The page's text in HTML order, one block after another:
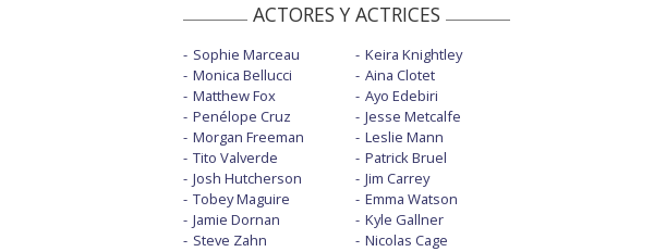
ACTORES Y ACTRICES
Sophie Marceau
Monica Bellucci
Matthew Fox
Penélope Cruz
Morgan Freeman
Tito Valverde
Josh Hutcherson
Tobey Maguire
Jamie Dornan
Steve Zahn
Keira Knightley
Aina Clotet
Ayo Edebiri
Jesse Metcalfe
Leslie Mann
Patrick Bruel
Jim Carrey
Emma Watson
Kyle Gallner
Nicolas Cage